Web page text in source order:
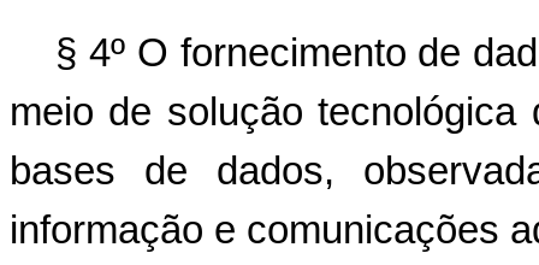
§ 4º O fornecimento de
meio de solução
bases de dados,
informação e comunicações